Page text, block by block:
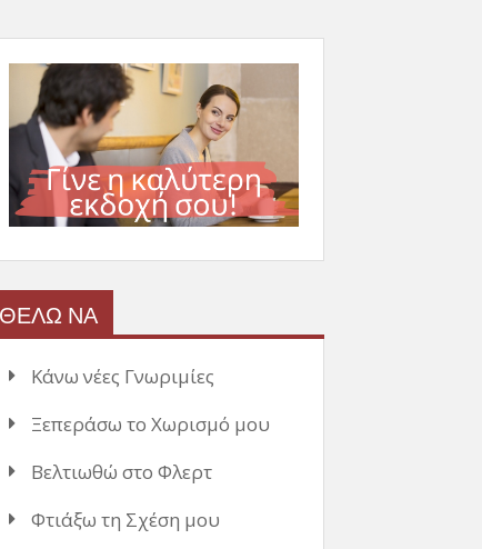
ΘΕΛΩ ΝΑ
Κάνω νέες Γνωριμίες
Ξεπεράσω το Χωρισμό μου
Βελτιωθώ στο Φλερτ
Φτιάξω τη Σχέση μου